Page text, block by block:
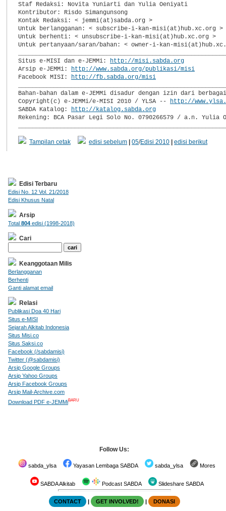
Staf Redaksi: Novita Yuniarti dan Yulia Oeniyati
Kontributor: Risdo Simangunsong
Kontak Redaksi: < jemmi(at)sabda.org >
Untuk berlangganan: < subscribe-i-kan-misi(at)hub.xc.org >
Untuk berhenti: < unsubscribe-i-kan-misi(at)hub.xc.org >
Untuk pertanyaan/saran/bahan: < owner-i-kan-
Situs e-MISI dan e-JEMMi:
http://misi.sabda.org
Arsip e-JEMMi:
http://www.sabda.org/publikasi/misi
Facebook MISI:
http://fb.sabda.org/misi
Bahan-bahan dalam e-JEMMi disadur dengan izin dari
Copyright(c) e-JEMMi/e-MISI 2010 / YLSA --
http://
SABDA Katalog:
http://katalog.sabda.org
Rekening: BCA Pasar Legi Solo No. 0790266579 / a.n. Yulia
Tampilan cetak edisi sebelum |05/Edisi 2010 |edisi berikut
Edisi Terbaru
Edisi No. 12 Vol. 21/2018
Edisi Khusus Natal
Arsip
Total 804edisi (1998-2018)
Cari
Keanggotaan Milis
Berlangganan
Berhenti
Ganti alamat email
Relasi
Publikasi Doa 40 Hari
Situs e-MISI
Sejarah Alkitab Indonesia
Situs Misi.co
Situs Saksi.co
Facebook (/sabdamisi)
Twitter (@sabdamisi)
Arsip Google Groups
Arsip Yahoo Groups
Arsip Facebook Groups
Arsip Mail-Archive.com
Download PDF e-JEMMiBARU
Follow Us:
sabda_ylsa Yayasan Lembaga SABDA sabda_ylsa Mores
SABDA Alkitab Podcast SABDA Slideshare SABDA
CONTACT | GET INVOLVED! | DONASI